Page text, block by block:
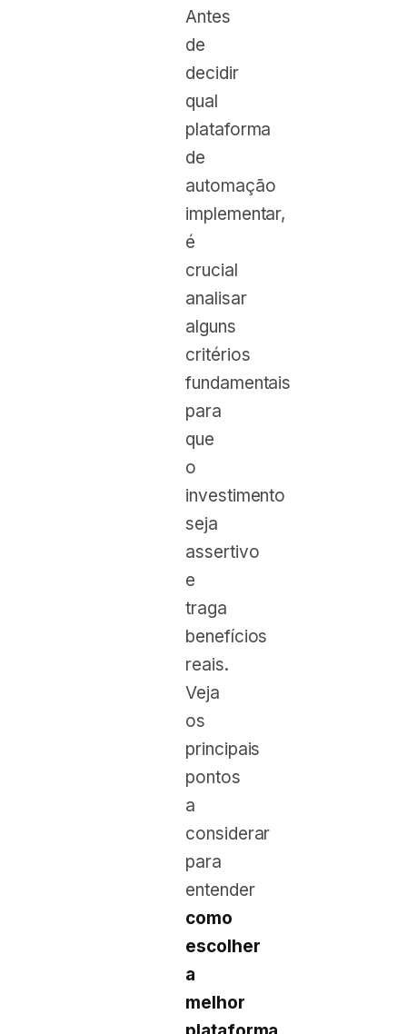
Antes
de
decidir
qual
plataforma
de
automação
implementar,
é
crucial
analisar
alguns
critérios
fundamentais
para
que
o
investimento
seja
assertivo
e
traga
benefícios
reais.
Veja
os
principais
pontos
a
considerar
para
entender
como
escolher
a
melhor